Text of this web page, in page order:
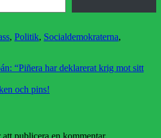
, Politik, Socialdemokraterna,
“Piñera har deklarerat krig mot sitt
och pins!
att publicera en kommentar.